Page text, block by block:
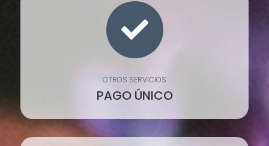

OTROS SERVICIOS
PAGO ÚNICO